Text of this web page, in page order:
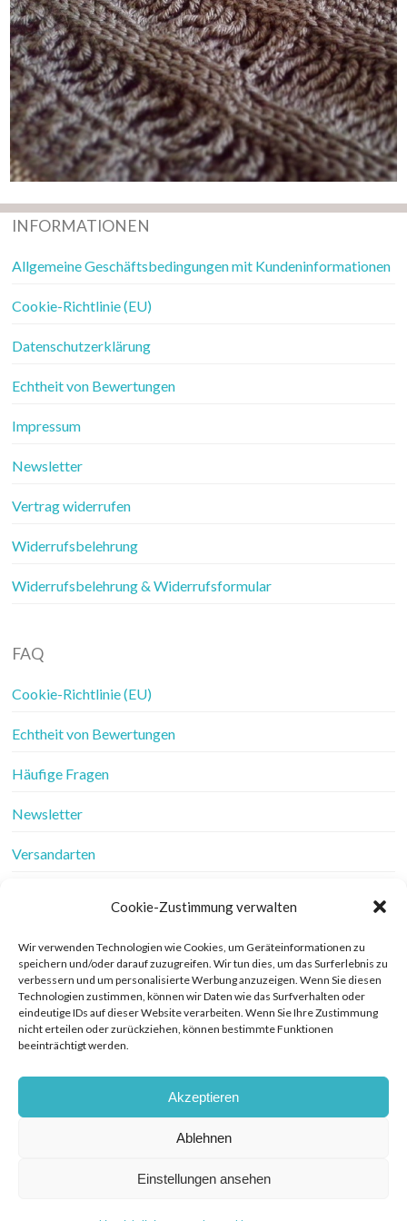
Cookie-Zustimmung verwalten
Wir verwenden Technologien wie Cookies, um Geräteinformationen zu
speichern und/oder darauf zuzugreifen. Wir tun dies, um das Surferlebnis zu
verbessern und um personalisierte Werbung anzuzeigen. Wenn Sie diesen
Technologien zustimmen, können wir Daten wie das Surfverhalten oder
eindeutige IDs auf dieser Website verarbeiten. Wenn Sie Ihre Zustimmung
nicht erteilen oder zurückziehen, können bestimmte Funktionen
beeinträchtigt werden.
Akzeptieren
Ablehnen
Einstellungen ansehen
INFORMATIONEN
Allgemeine Geschäftsbedingungen mit Kundeninformationen
Cookie-Richtlinie (EU)
Datenschutzerklärung
Echtheit von Bewertungen
Impressum
Newsletter
Vertrag widerrufen
Widerrufsbelehrung
Widerrufsbelehrung & Widerrufsformular
FAQ
Cookie-Richtlinie (EU)
Echtheit von Bewertungen
Häufige Fragen
Newsletter
Versandarten
Werbung
Widerrufsbelehrung
Zahlungsarten
© COPYRIGHT FRAU FADENSCHEIN 2019. THEME BY BLUCHIC